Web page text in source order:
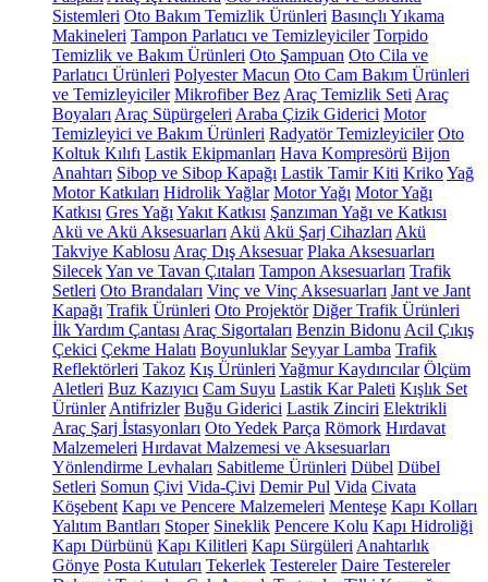
Sistemleri Oto Bakım Temizlik Ürünleri Basınçlı Yıkama
Makineleri Tampon Parlatıcı ve Temizleyiciler Torpido
Temizlik ve Bakım Ürünleri Oto Şampuan Oto Cila ve
Parlatıcı Ürünleri Polyester Macun Oto Cam Bakım Ürünleri
ve Temizleyiciler Mikrofiber Bez Araç Temizlik Seti Araç
Boyaları Araç Süpürgeleri Araba Çizik Giderici Motor
Temizleyici ve Bakım Ürünleri Radyatör Temizleyiciler Oto
Koltuk Kılıfı Lastik Ekipmanları Hava Kompresörü Bijon
Anahtarı Sibop ve Sibop Kapağı Lastik Tamir Kiti KrikoYağ
Motor Katkıları Hidrolik Yağlar Motor Yağı Motor Yağı
Katkısı Gres Yağı Yakıt Katkısı Şanzıman Yağı ve Katkısı
Akü ve Akü Aksesuarları Akü Akü Şarj Cihazları Akü
Takviye Kablosu Araç Dış Aksesuar Plaka Aksesuarları
SilecekYan ve Tavan Çıtaları Tampon Aksesuarları Trafik
Setleri Oto Brandaları Vinç ve Vinç Aksesuarları Jant ve Jant
Kapağı Trafik Ürünleri Oto Projektör Diğer Trafik Ürünleri
İlk Yardım Çantası Araç Sigortaları Benzin Bidonu Acil Çıkış
Çekici Çekme Halatı Boyunluklar Seyyar Lamba Trafik
Reflektörleri Takoz Kış Ürünleri Yağmur Kaydırıcılar Ölçüm
Aletleri Buz Kazıyıcı Cam Suyu Lastik Kar Paleti Kışlık Set
Ürünler Antifrizler Buğu Giderici Lastik Zinciri Elektrikli
Araç Şarj İstasyonları Oto Yedek Parça Römork Hırdavat
Malzemeleri Hırdavat Malzemesi ve Aksesuarları
Yönlendirme Levhaları Sabitleme Ürünleri Dübel Dübel
Setleri Somun Çivi Vida-Çivi Demir Pul Vida Civata
Köşebent Kapı ve Pencere Malzemeleri Menteşe Kapı Kolları
Yalıtım Bantları Stoper Sineklik Pencere Kolu Kapı Hidroliği
Kapı Dürbünü Kapı Kilitleri Kapı Sürgüleri Anahtarlık
Gönye Posta Kutuları Tekerlek Testereler Daire Testereler